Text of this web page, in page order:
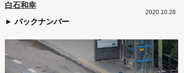
白石和幸
バックナンバー
2020.10.28